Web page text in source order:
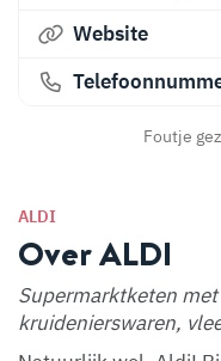
ALDI
Over ALDI
Supermarktketen
kruidenierswaren,
Website
Foutje